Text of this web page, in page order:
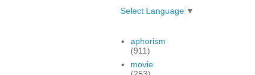
Select Language ▼
aphorism
(911)
movie